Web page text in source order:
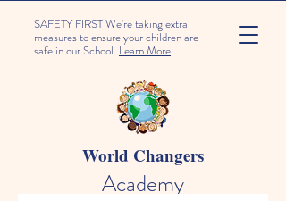
SAFETY FIRST We're taking extra
measures to ensure your children are
safe in our School. Learn More
World Changers
Academy